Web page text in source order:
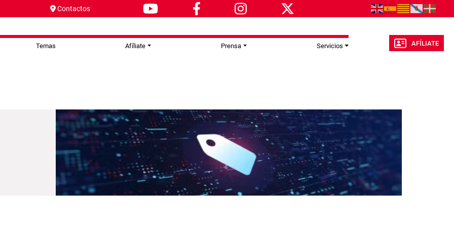
Contactos
Temas Afíliate Prensa Servicios AFÍLIATE